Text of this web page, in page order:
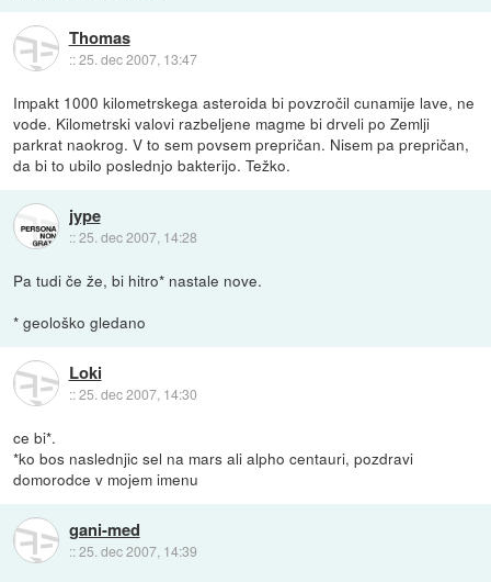
Thomas
::25. dec 2007, 13:47
Impakt 1000 kilometrskega asteroida bi povzročil cunamije lave, ne
vode. Kilometrski valovi razbeljene magme bi drveli po Zemlji
parkrat naokrog. V to sem povsem prepričan. Nisem pa prepričan,
da bi to ubilo poslednjo bakterijo. Težko.
jype
::25. dec 2007, 14:28
Pa tudi če že, bi hitro* nastale nove.
* geološko gledano
Loki
::25. dec 2007, 14:30
ce bi*.
*ko bos naslednjic sel na mars ali alpho centauri, pozdravi
domorodce v mojem imenu
gani-med
::25. dec 2007, 14:39